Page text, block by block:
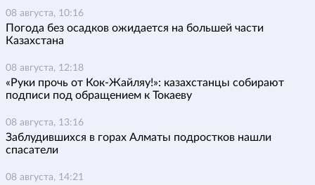
08 августа, 10:16
Погода без осадков ожидается на большей части
Казахстана
08 августа, 12:18
«Руки прочь от Кок-Жайляу!»: казахстанцы собирают
подписи под обращением к Токаеву
08 августа, 13:16
Заблудившихся в горах Алматы подростков нашли
спасатели
08 августа, 14:21